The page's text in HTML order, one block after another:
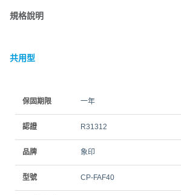
規格說明
共用型
保固期限 一年
認證 R31312
品牌 象印
型號 CP-FAF40